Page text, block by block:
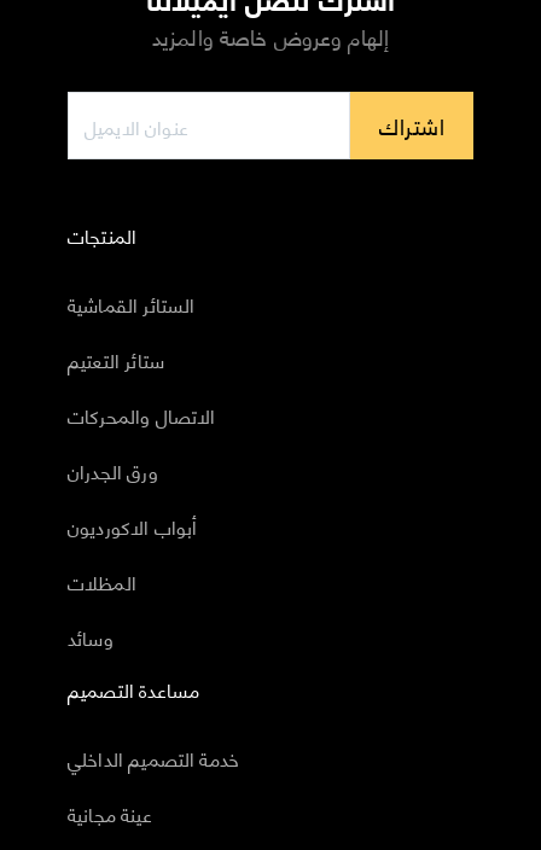
إلهام وعروض خاصة والمزيد
اشتراك
المنتجات
الستائر القماشية
ستائر التعتيم
الاتصال والمحركات
ورق الجدران
أبواب الاكورديون
المظلات
وسائد
مساعدة التصميم
خدمة التصميم الداخلي
عينة مجانية